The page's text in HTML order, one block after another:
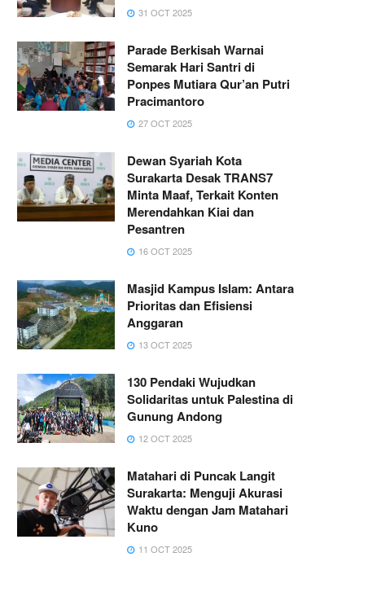
31 OCT 2025
Parade Berkisah Warnai
Semarak Hari Santri di
Ponpes Mutiara Qur’an Putri
Pracimantoro
27 OCT 2025
Dewan Syariah Kota
Surakarta Desak TRANS7
Minta Maaf, Terkait Konten
Merendahkan Kiai dan
Pesantren
16 OCT 2025
Masjid Kampus Islam: Antara
Prioritas dan Efisiensi
Anggaran
13 OCT 2025
130 Pendaki Wujudkan
Solidaritas untuk Palestina di
Gunung Andong
12 OCT 2025
Matahari di Puncak Langit
Surakarta: Menguji Akurasi
Waktu dengan Jam Matahari
Kuno
11 OCT 2025